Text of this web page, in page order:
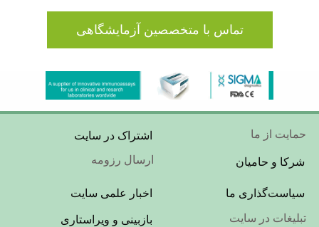
تماس با متخصصین آزمایشگاهی
Footer
اشتراک در سایت حمایت از ما
ارسال رزومه شرکا و حامیان
Footer
Menu
اخبار علمی سایت سیاست‌گذاری ما
بازبینی و ویراستاری تبلیغات در سایت